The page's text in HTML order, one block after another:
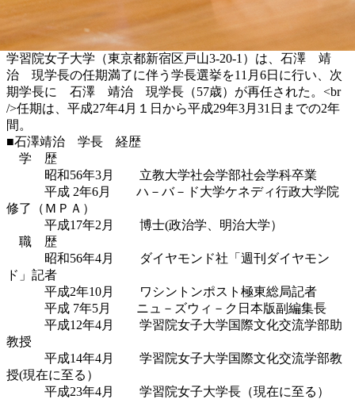
学習院女子大学（東京都新宿区戸山3-20-1）は、石澤 靖
治 現学長の任期満了に伴う学長選挙を11月6日に行い、次
期学長に 石澤 靖治 現学長（57歳）が再任された。<br
/>任期は、平成27年4月１日から平成29年3月31日までの2年
間。
■石澤靖治 学長 経歴
学 歴
昭和56年3月 立教大学社会学部社会学科卒業
平成 2年6月 ハ－バ－ド大学ケネディ行政大学院
修了（ＭＰＡ）
平成17年2月 博士(政治学、明治大学）
職 歴
昭和56年4月 ダイヤモンド社「週刊ダイヤモン
ド」記者
平成2年10月 ワシントンポスト極東総局記者
平成 7年5月 ニュ－ズウィ－ク日本版副編集長
平成12年4月 学習院女子大学国際文化交流学部助
教授
平成14年4月 学習院女子大学国際文化交流学部教
授(現在に至る）
平成23年4月 学習院女子大学長（現在に至る）